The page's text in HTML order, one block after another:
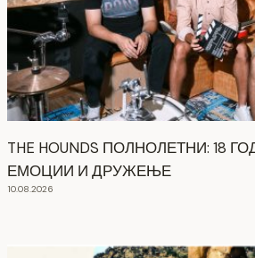
THE HOUNDS ПОЛНОЛЕТНИ: 18
ЕМОЦИИ И ДРУЖЕЊЕ
10.08.2026